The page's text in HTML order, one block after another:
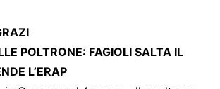
POLTRONE: FAGIOLI SALTA IL
L’ERAP